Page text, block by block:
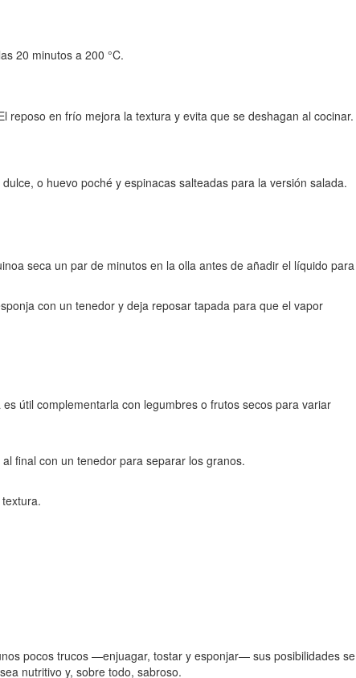
20 minutos a 200 °C.
en frío mejora la textura y evita que se deshagan al cocinar.
o huevo poché y espinacas salteadas para la versión salada.
seca un par de minutos en la olla antes de añadir el líquido para
con un tenedor y deja reposar tapada para que el vapor
útil complementarla con legumbres o frutos secos para variar
final con un tenedor para separar los granos.
pocos trucos —enjuagar, tostar y esponjar— sus posibilidades se
nutritivo y, sobre todo, sabroso.